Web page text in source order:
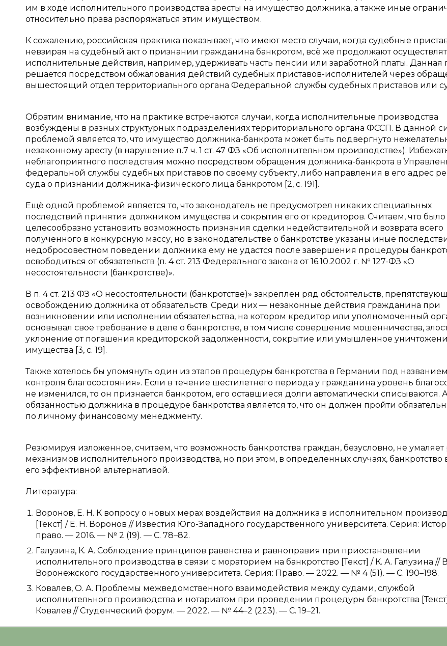
им в ходе исполнительного производства аресты на имущество должника, а также иные
относительно права распоряжаться этим имуществом.
К сожалению, российская практика показывает, что имеют место случаи, когда судебные
невзирая на судебный акт о признании гражданина банкротом, всё же продолжают
исполнительные действия, например, удерживать часть пенсии или заработной платы. Данная
решается посредством обжалования действий судебных приставов-исполнителей через
вышестоящий отдел территориального органа Федеральной службы судебных приставов или
Обратим внимание, что на практике встречаются случаи, когда исполнительные производства
возбуждены в разных структурных подразделениях территориального органа ФССП. В данной
проблемой является то, что имущество должника-банкрота может быть подвергнуто
незаконному аресту (в нарушение п.7 ч. 1 ст. 47 ФЗ «Об исполнительном производстве»).
неблагоприятного последствия можно посредством обращения должника-банкрота в
федеральной службы судебных приставов по своему субъекту, либо направления в его адрес
суда о признании должника-физического лица банкротом [2, с. 191].
Ещё одной проблемой является то, что законодатель не предусмотрел никаких специальных
последствий принятия должником имущества и сокрытия его от кредиторов. Считаем, что
целесообразно установить возможность признания сделки недействительной и возврата всего
полученного в конкурсную массу, но в законодательстве о банкротстве указаны иные
недобросовестном поведении должника ему не удастся после завершения процедуры
освободиться от обязательств (п. 4 ст. 213 Федерального закона от 16.10.2002 г. № 127-ФЗ «О
несостоятельности (банкротстве)».
В п. 4 ст. 213 ФЗ «О несостоятельности (банкротстве)» закреплен ряд обстоятельств,
освобождению должника от обязательств. Среди них — незаконные действия гражданина при
возникновении или исполнении обязательства, на котором кредитор или уполномоченный
основывал свое требование в деле о банкротстве, в том числе совершение мошенничества,
уклонение от погашения кредиторской задолженности, сокрытие или умышленное
имущества [3, с. 19].
Также хотелось бы упомянуть один из этапов процедуры банкротства в Германии под
контроля благосостояния». Если в течение шестилетнего периода у гражданина уровень
не изменился, то он признается банкротом, его оставшиеся долги автоматически списываются.
обязанностью должника в процедуре банкротства является то, что он должен пройти
по личному финансовому менеджменту.
Резюмируя изложенное, считаем, что возможность банкротства граждан, безусловно, не умаляет
механизмов исполнительного производства, но при этом, в определенных случаях, банкротство
его эффективной альтернативой.
Литература:
Воронов, Е. Н. К вопросу о новых мерах воздействия на должника в исполнительном
[Текст] / Е. Н. Воронов // Известия Юго-Западного государственного университета. Серия:
право. — 2016. — № 2 (19). — С. 78–82.
Галузина, К. А. Соблюдение принципов равенства и равноправия при приостановлении
исполнительного производства в связи с мораторием на банкротство [Текст] / К. А. Галузина //
Воронежского государственного университета. Серия: Право. — 2022. — № 4 (51). — С. 190–198.
Ковалев, О. А. Проблемы межведомственного взаимодействия между судами, службой
исполнительного производства и нотариатом при проведении процедуры банкротства
Ковалев // Студенческий форум. — 2022. — № 44–2 (223). — С. 19–21.